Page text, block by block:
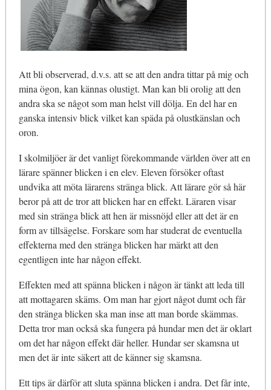
Att bli observerad, d.v.s. att se att den andra tittar på mig och
mina ögon, kan kännas olustigt. Man kan bli orolig att den
andra ska se något som man helst vill dölja. En del har en
ganska intensiv blick vilket kan späda på olustkänslan och
oron.
I skolmiljöer är det vanligt förekommande världen över att en
lärare spänner blicken i en elev. Eleven försöker oftast
undvika att möta lärarens stränga blick. Att lärare gör så här
beror på att de tror att blicken har en effekt. Läraren visar
med sin stränga blick att hen är missnöjd eller att det är en
form av tillsägelse. Forskare som har studerat de eventuella
effekterna med den stränga blicken har märkt att den
egentligen inte har någon effekt.
Effekten med att spänna blicken i någon är tänkt att leda till
att mottagaren skäms. Om man har gjort något dumt och får
den stränga blicken ska man inse att man borde skämmas.
Detta tror man också ska fungera på hundar men det är oklart
om det har någon effekt där heller. Hundar ser skamsna ut
men det är inte säkert att de känner sig skamsna.
Ett tips är därför att sluta spänna blicken i andra. Det får inte,